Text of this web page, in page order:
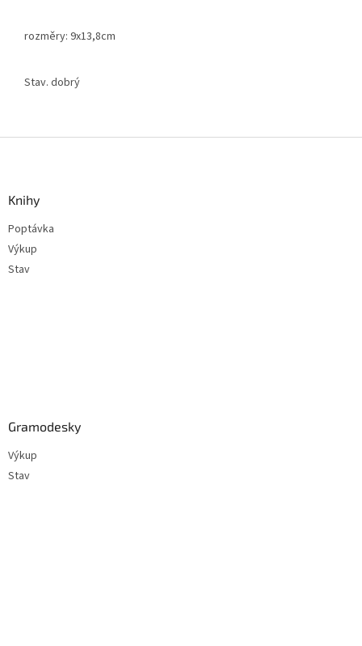
rozměry: 9x13,8cm
Stav. dobrý
Knihy
Poptávka
Výkup
Stav
Gramodesky
Výkup
Stav